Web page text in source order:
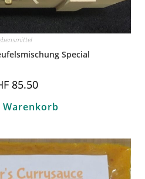
Special
85.50
Warenkorb